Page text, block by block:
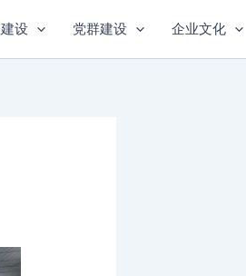
设 党群建设 企业文化